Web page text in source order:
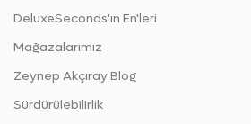
DeluxeSeconds'ın En'leri
Mağazalarımız
Zeynep Akçıray Blog
Sürdürülebilirlik